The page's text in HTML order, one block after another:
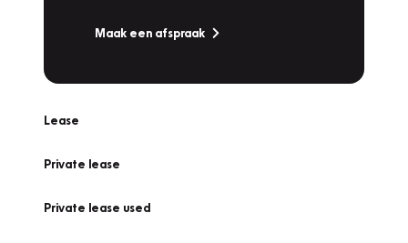
Maak een afspraak
Lease
Private lease
Private lease used